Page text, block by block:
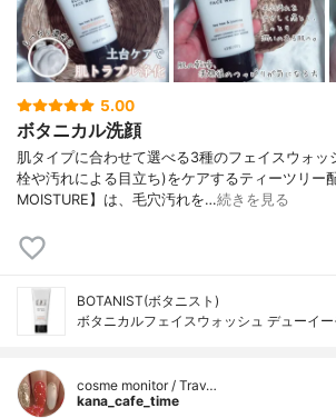
5.00
ボタニカル洗顔
肌タイプに合わせて選べる3種のフェイスウォッ
栓や汚れによる目立ち)をケアするティーツリー
MOISTURE】は、毛穴汚れを…続きを見る
BOTANIST(ボタニスト)
ボタニカルフェイスウォッシュ デューイ
cosme monitor / Trav…
kana_cafe_time